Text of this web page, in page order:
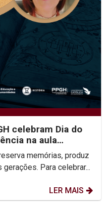
celebram Dia do
na aula
memórias, produz
conhecimento e inspira novas gerações. Para celebrar...
LER MAIS